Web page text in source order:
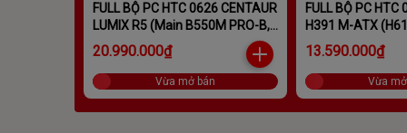
FULL BỘ PC HTC 0626 CENTAUR
LUMIX R5 (Main B550M PRO-B,
RYZEN R5 5500, Ram DDR4
32GB, SSD 500GB, PSU GT
550W)
20.990.000₫
Vừa mở bán
FULL BỘ PC
H391 M-ATX
12400, RAM
PSU GT 400W)
13.590.000₫
Vừa